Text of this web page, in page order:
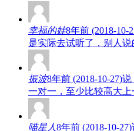
幸福的娃8年前 (2018-
是实际去试听了，别人
振波8年前 (2018-10-27)
一对一，至少比较高大上
喵星人8年前 (2018-10-